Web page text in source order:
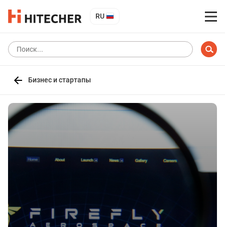
RU
Бизнес и стартапы